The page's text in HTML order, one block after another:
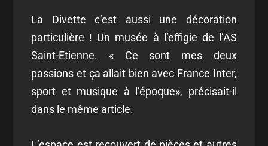
La Divette c’est aussi une décoration
particulière ! Un musée à l’effigie de l’AS
Saint-Etienne. « Ce sont mes deux
passions et ça allait bien avec France Inter,
sport et musique à l’époque», précisait-il
dans le même article.